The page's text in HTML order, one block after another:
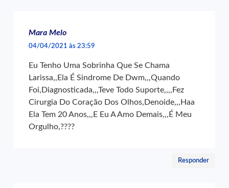
Mara Melo
04/04/2021 às 23:59
Eu Tenho Uma Sobrinha Que Se Chama
Larissa,,Ela É Sindrome De Dwm,,,Quando
Foi,Diagnosticada,,,Teve Todo Suporte,,,,Fez
Cirurgia Do Coração Dos Olhos,Denoide,,,Haa
Ela Tem 20 Anos,,,E Eu A Amo Demais,,,É Meu
Orgulho,????
Responder